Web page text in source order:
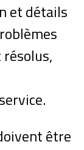
et détails
être